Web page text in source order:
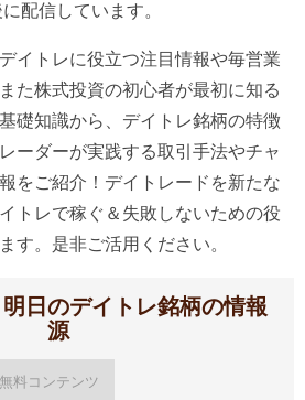
配信しています。
イトレに役立つ注目情報や毎営業
た株式投資の初心者が最初に知る
礎知識から、デイトレ銘柄の特徴
ーダーが実践する取引手法やチャ
をご紹介！デイトレードを新たな
トレで稼ぐ＆失敗しないための役
す。是非ご活用ください。
日のデイトレ銘柄の情報
源
無料コンテンツ